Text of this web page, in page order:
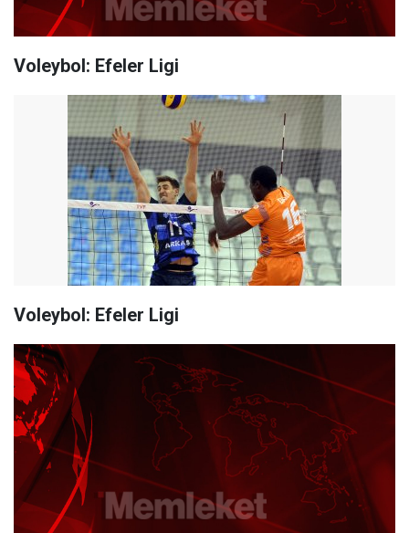
Voleybol: Efeler Ligi
Voleybol: Efeler Ligi